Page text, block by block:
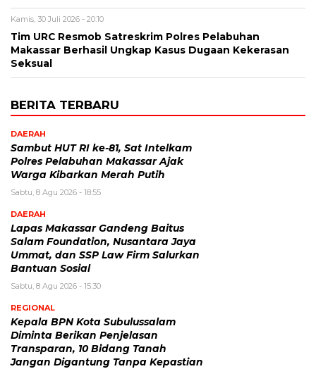
Kamis, 30 Juli 2026 - 20:10
Tim URC Resmob Satreskrim Polres Pelabuhan
Makassar Berhasil Ungkap Kasus Dugaan Kekerasan
Seksual
BERITA TERBARU
DAERAH
Sambut HUT RI ke-81, Sat Intelkam
Polres Pelabuhan Makassar Ajak
Warga Kibarkan Merah Putih
Sabtu, 8 Agu 2026 - 18:55
DAERAH
Lapas Makassar Gandeng Baitus
Salam Foundation, Nusantara Jaya
Ummat, dan SSP Law Firm Salurkan
Bantuan Sosial
Sabtu, 8 Agu 2026 - 15:30
REGIONAL
Kepala BPN Kota Subulussalam
Diminta Berikan Penjelasan
Transparan, 10 Bidang Tanah
Jangan Digantung Tanpa Kepastian